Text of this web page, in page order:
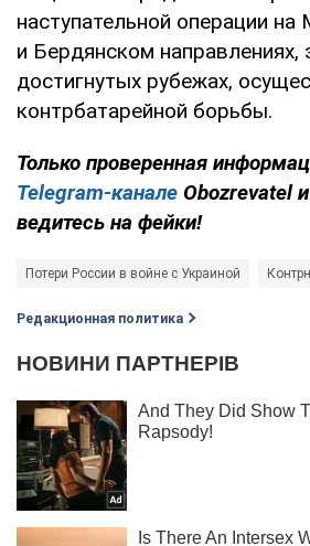
наступательной операции
и Бердянском направлениях,
достигнутых рубежах,
контрбатарейной борьбы.
Только проверенная
Telegram-канале Obozrevatel
ведитесь на фейки!
Потери России в войне с Украиной
Редакционная политика